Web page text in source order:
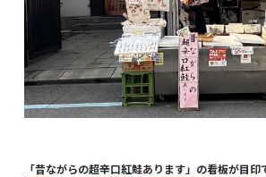
「昔ながらの超辛口紅鮭あります」の看板が目印